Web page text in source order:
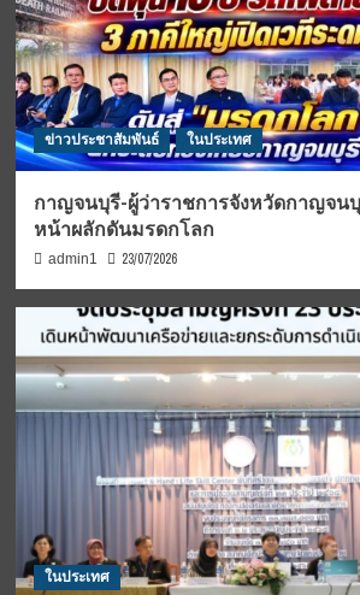
ข่าวประชาสัมพันธ์ ในประเทศ
กาญจนบุรี-ผู้ว่าราชการจังหวัดกาญจน
หน้าผลักดันมรดกโลก
admin1 23/07/2026
ในประเทศ